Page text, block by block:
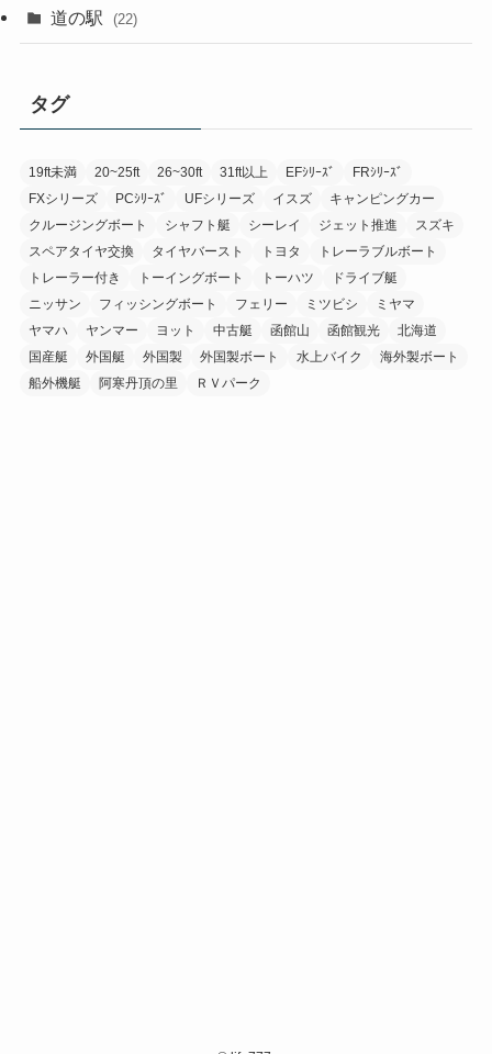
道の駅 (22)
タグ
19ft未満 20~25ft 26~30ft 31ft以上 EFｼﾘｰｽﾞ
FRｼﾘｰｽﾞ
FXシリーズ
PCｼﾘｰｽﾞ UFシリーズ イスズ
キャンピングカー
クルージングボート
シャフト艇 シーレイ ジェット推進
スズキ
スペアタイヤ交換
タイヤバースト トヨタ
トレーラブルボート
トレーラー付き
トーイングボート トーハツ
ドライブ艇
ニッサン
フィッシングボート フェリー ミツビシ
ミヤマ
ヤマハ
ヤンマー ヨット 中古艇 函館山 函館観光
北海道
国産艇
外国艇 外国製 外国製ボート 水上バイク
海外製ボート
船外機艇
阿寒丹頂の里 ＲＶパーク